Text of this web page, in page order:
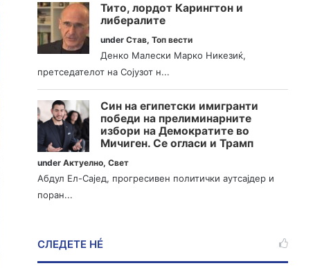
Тито, лордот Карингтон и
либералите
underСтав,Топ вести
Денко Малески Марко Никезиќ,
претседателот на Сојузот н...
Син на египетски имигранти
победи на прелиминарните
избори на Демократите во
Мичиген. Се огласи и Трамп
underАктуелно,Свет
Абдул Ел-Сајед, прогресивен политички аутсајдер и
поран...
СЛЕДЕТЕ НÉ